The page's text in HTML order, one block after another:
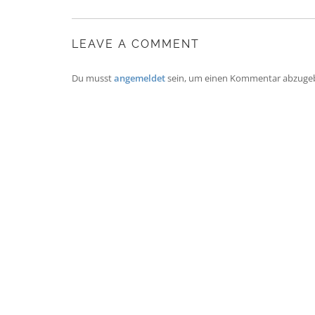
LEAVE A COMMENT
Du musstangemeldetsein, um einen Kommentar